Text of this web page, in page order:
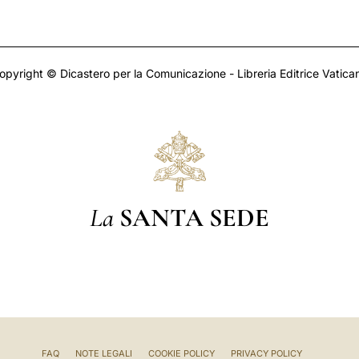
© Dicastero per la Comunicazione - Libreria Editrice
La SANTA SEDE
FAQ NOTE LEGALI COOKIE POLICY PRIVACY POLICY